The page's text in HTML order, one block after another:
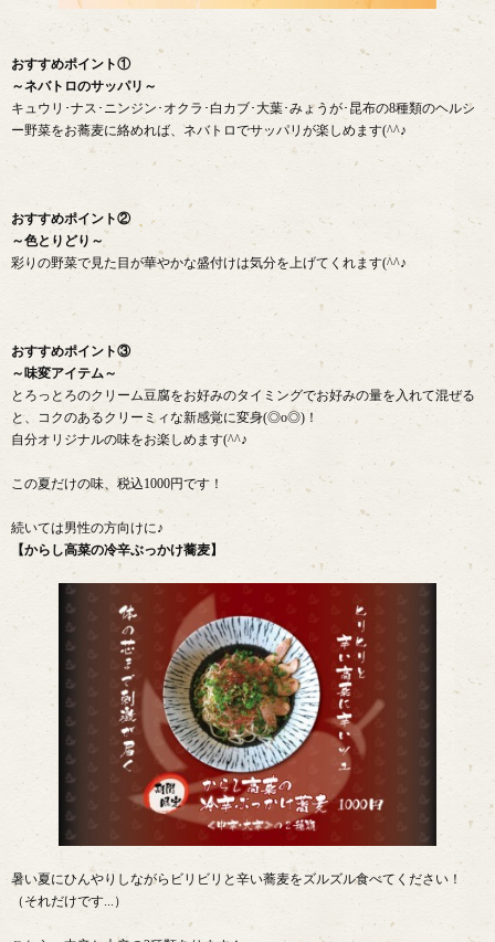
おすすめポイント①
～ネバトロのサッパリ～
キュウリ･ナス･ニンジン･オクラ･白カブ･大葉･みょうが･昆布の8種類のヘルシ
ー野菜をお蕎麦に絡めれば、ネバトロでサッパリが楽しめます(^^♪
おすすめポイント②
～色とりどり～
彩りの野菜で見た目が華やかな盛付けは気分を上げてくれます(^^♪
おすすめポイント③
～味変アイテム～
とろっとろのクリーム豆腐をお好みのタイミングでお好みの量を入れて混ぜる
と、コクのあるクリーミィな新感覚に変身(◎o◎)！
自分オリジナルの味をお楽しめます(^^♪
この夏だけの味、税込1000円です！
続いては男性の方向けに♪
【からし高菜の冷辛ぶっかけ蕎麦】
暑い夏にひんやりしながらビリビリと辛い蕎麦をズルズル食べてください！
（それだけです...）